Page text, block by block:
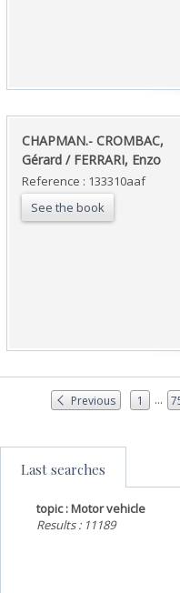
‎CHAPMAN.- CROMBAC,
Gérard / FERRARI, Enzo‎
Reference : 133310aaf
See the book
Previous 1 ...
Last searches
topic : Motor vehicle
Results : 11189